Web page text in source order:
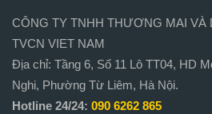
CÔNG TY TNHH THƯƠNG MAI VÀ
TVCN VIET NAM
Địa chỉ: Tầng 6, Số 11 Lô TT04, HD
Nghi, Phường Từ Liêm, Hà Nội.
Hotline 24/24: 090 6262 865